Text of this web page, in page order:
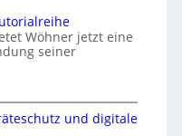
Wöhner jetzt eine
seiner
und digitale